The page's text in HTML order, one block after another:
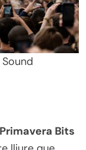
Primavera Bits